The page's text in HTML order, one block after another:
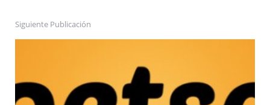
Siguiente Publicación